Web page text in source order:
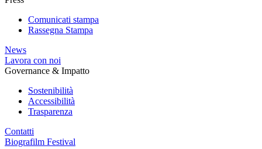
Comunicati stampa
Rassegna Stampa
News
Lavora con noi
Governance & Impatto
Sostenibilità
Accessibilità
Trasparenza
Contatti
Biografilm Festival